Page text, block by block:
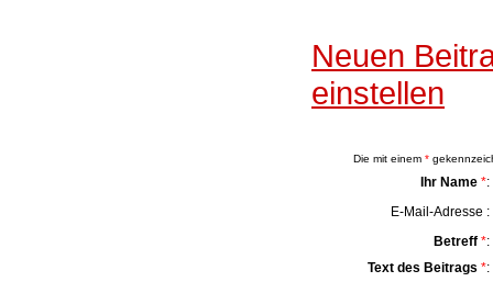
Neuen
einstellen
Die mit einem *
Ihr Name *:
E-Mail-Adresse :
Betreff *:
Text des Beitrags *: